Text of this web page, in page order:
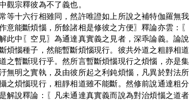
觀宗釋彼為不了義也。
等十六行相雖同，然許唯證如上所說之補特伽羅無
意能斷煩惱，所餘諸相是修彼之方便〗釋論亦雲： 〖
此中 〖 空見〗為通達真實義之見者，深乖論義。論
煩惱種子，然能暫斷煩惱現行。彼共外道之粗靜相
之暫斷現行乎。然所言暫斷煩惱現行之煩惱，亦是
無明之實執，及由彼所起之利鈍煩惱，凡異於對法
之煩惱現行，粗靜相道雖不能斷。然修前說通達粗
解說釋論：
〖
凡未通達真實義而說為對治煩惱之道